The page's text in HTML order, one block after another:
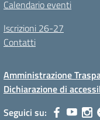
Calendario eventi
Iscrizioni 26-27
Contatti
Amministrazione
Dichiarazione di
Seguici su: